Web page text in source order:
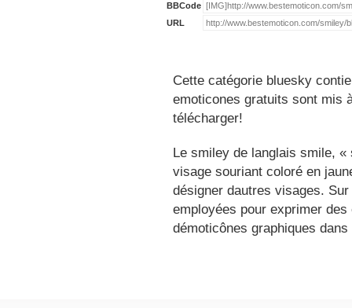
BBCode
URL
Cette catégorie bluesky
emoticones gratuits sont mis
télécharger!
Le smiley de langlais smile,
visage souriant coloré en
désigner dautres visages.
employées pour exprimer
démoticônes graphiques